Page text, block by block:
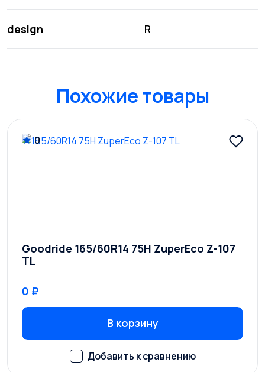
design R
Похожие товары
0
Goodride 165/60R14 75H ZuperEco Z-107
TL
0 ₽
В корзину